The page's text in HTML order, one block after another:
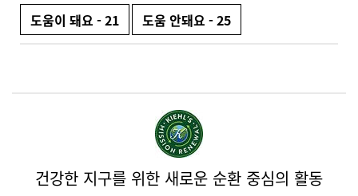
도움이 돼요 -21 도움 안돼요 -25
건강한 지구를 위한 새로운 순환 중심의 활동